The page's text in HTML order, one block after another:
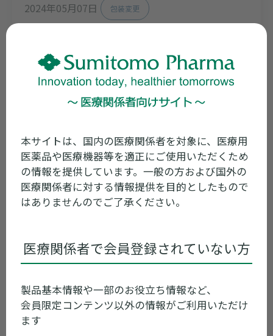
本サイトは、国内の医療関係者を対象に、医療用
医薬品や医療機器等を適正にご使用いただくため
の情報を提供しています。一般の方および国外の
医療関係者に対する情報提供を目的としたもので
はありませんのでご了承ください。
医療関係者で会員登録されていない方
製品基本情報や一部のお役立ち情報など、
会員限定コンテンツ以外の情報がご利用いただけ
ます
2024年05月07日 包装変更
定時期等一覧（2024年5月7日）
販売中止
月）
2023年10月10日 電子添文改訂
セレネース錠0.75mg/錠1mg/錠1.5mg/
ラツーダ錠20mg/錠40mg/錠60mg/錠
80mg 等 使用上の注意改訂のお知らせ